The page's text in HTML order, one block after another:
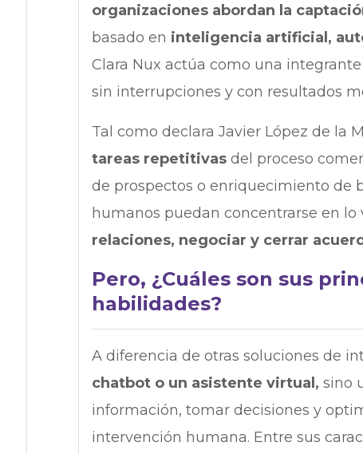
organizaciones abordan la
basado en inteligencia artificial,
Clara Nux actúa como una
sin interrupciones y con resultados
Tal como declara Javier López de la
tareas repetitivasdel proceso
de prospectos o enriquecimiento de
humanos puedan concentrarse en
relaciones, negociar y cerrar
Pero, ¿Cuáles son sus
habilidades?
A diferencia de otras soluciones de
chatbot o un asistente virtual, sino
información, tomar decisiones y
intervención humana. Entre sus